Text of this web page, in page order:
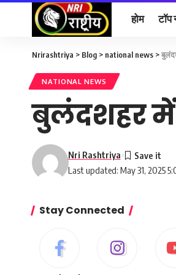
होम टॉप
Nrirashtriya > Blog > national news >
NATIONAL NEWS
बुलंदशहर में
Last updated: May 31, 2025
Nri Rashtriya
Stay Connected